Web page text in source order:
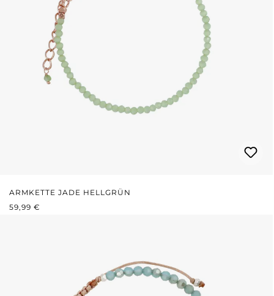
ARMKETTE JADE HELLGRÜN
REGULÄRER PREIS:
59,99 €